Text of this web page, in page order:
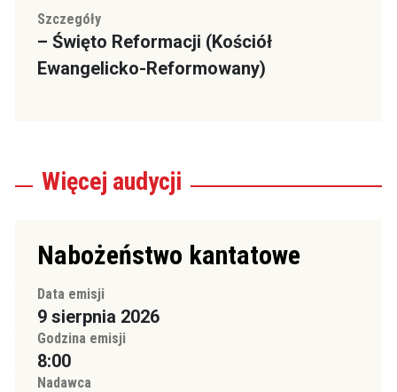
Szczegóły
– Święto Reformacji (Kościół
Ewangelicko-Reformowany)
Więcej audycji
Nabożeństwo kantatowe
Data emisji
9 sierpnia 2026
Godzina emisji
8:00
Nadawca